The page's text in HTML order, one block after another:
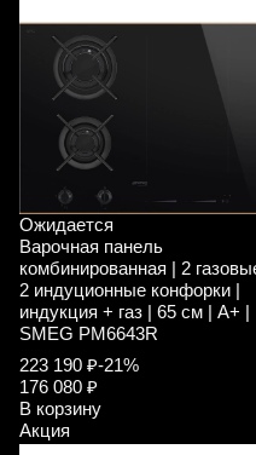
Ожидается
Варочная панель
комбинированная | 2
2 индуционные конфорки |
индукция + газ | 65 см | A+ |
SMEG PM6643R
223 190 ₽-21%
176 080 ₽
В корзину
Акция